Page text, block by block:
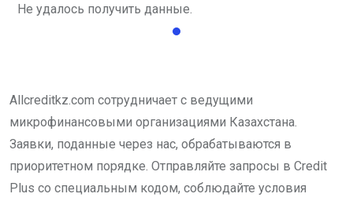
Не удалось получить данные.
Allcreditkz.com сотрудничает с ведущими
микрофинансовыми организациями Казахстана.
Заявки, поданные через нас, обрабатываются в
приоритетном порядке. Отправляйте запросы в Credit
Plus со специальным кодом, соблюдайте условия